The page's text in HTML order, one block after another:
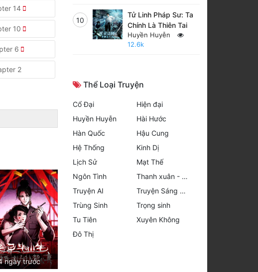
14
10
6
2
ngày trước
10
Tử Linh Pháp Sư: Ta
Chính Là Thiên Tai
Huyền Huyễn
12.6k
Thể Loại Truyện
Cổ Đại
Hiện đại
Huyền Huyễn
Hài Hước
Hàn Quốc
Hậu Cung
Hệ Thống
Kinh Dị
Lịch Sử
Mạt Thế
Ngôn Tình
Thanh xuân - Vườn trường
Truyện AI
Truyện Sáng Tác
Trùng Sinh
Trọng sinh
Tu Tiên
Xuyên Không
Đô Thị